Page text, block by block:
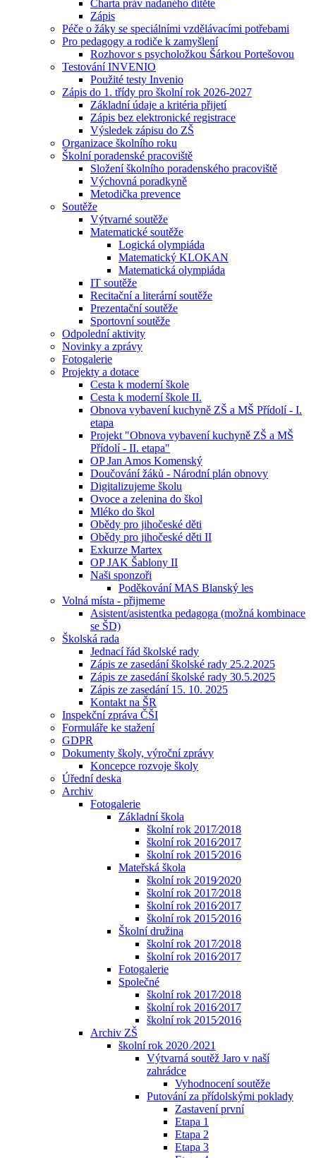
Charta práv nadaného dítěte
Zápis
Péče o žáky se speciálními vzdělávacími potřebami
Pro pedagogy a rodiče k zamyšlení
Rozhovor s psycholožkou Šárkou Portešovou
Testování INVENIO
Použité testy Invenio
Zápis do 1. třídy pro školní rok 2026-2027
Základní údaje a kritéria přijetí
Zápis bez elektronické registrace
Výsledek zápisu do ZŠ
Organizace školního roku
Školní poradenské pracoviště
Složení školního poradenského pracoviště
Výchovná poradkyně
Metodička prevence
Soutěže
Výtvarné soutěže
Matematické soutěže
Logická olympiáda
Matematický KLOKAN
Matematická olympiáda
IT soutěže
Recitační a literární soutěže
Prezentační soutěže
Sportovní soutěže
Odpolední aktivity
Novinky a zprávy
Fotogalerie
Projekty a dotace
Cesta k moderní škole
Cesta k moderní škole II.
Obnova vybavení kuchyně ZŠ a MŠ Přídolí - I.
etapa
Projekt "Obnova vybavení kuchyně ZŠ a MŠ
Přídolí - II. etapa"
OP Jan Amos Komenský
Doučování žáků - Národní plán obnovy
Digitalizujeme školu
Ovoce a zelenina do škol
Mléko do škol
Obědy pro jihočeské děti
Obědy pro jihočeské děti II
Exkurze Martex
OP JAK Šablony II
Naši sponzoři
Poděkování MAS Blanský les
Volná místa - přijmeme
Asistent/asistentka pedagoga (možná kombinace
se ŠD)
Školská rada
Jednací řád školské rady
Zápis ze zasedání školské rady 25.2.2025
Zápis ze zasedání školské rady 30.5.2025
Zápis ze zasedání 15. 10. 2025
Kontakt na ŠR
Inspekční zpráva ČŠI
Formuláře ke stažení
GDPR
Dokumenty školy, výroční zprávy
Koncepce rozvoje školy
Úřední deska
Archiv
Fotogalerie
Základní škola
školní rok 2017⁄2018
školní rok 2016⁄2017
školní rok 2015⁄2016
Mateřská škola
školní rok 2019⁄2020
školní rok 2017⁄2018
školní rok 2016⁄2017
školní rok 2015⁄2016
Školní družina
školní rok 2017⁄2018
školní rok 2016⁄2017
Fotogalerie
Společné
školní rok 2017⁄2018
školní rok 2016⁄2017
školní rok 2015⁄2016
Archiv ZŠ
školní rok 2020 ⁄2021
Výtvarná soutěž Jaro v naší
zahrádce
Vyhodnocení soutěže
Putování za přídolskými poklady
Zastavení první
Etapa 1
Etapa 2
Etapa 3